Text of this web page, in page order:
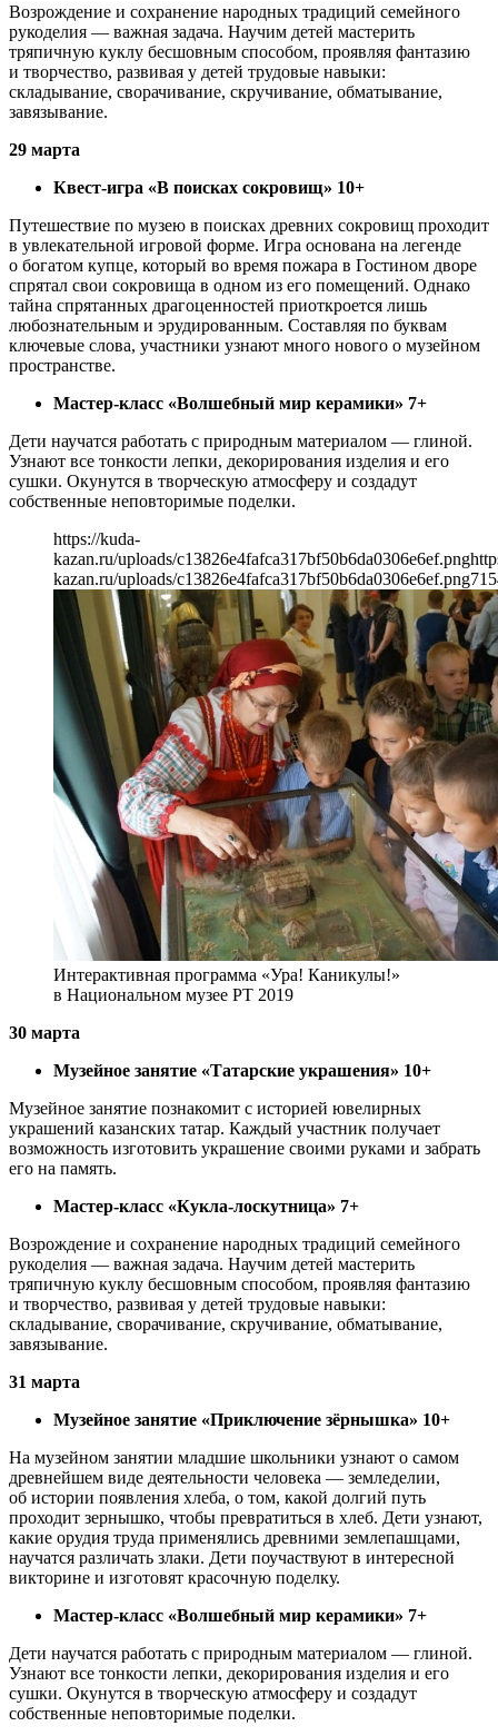
Возрождение и сохранение народных традиций семейного
рукоделия — важная задача. Научим детей мастерить
тряпичную куклу бесшовным способом, проявляя фантазию
и творчество, развивая у детей трудовые навыки:
складывание, сворачивание, скручивание, обматывание,
завязывание.
29 марта
Квест-игра «В поисках сокровищ» 10+
Путешествие по музею в поисках древних сокровищ проходит
в увлекательной игровой форме. Игра основана на легенде
о богатом купце, который во время пожара в Гостином дворе
спрятал свои сокровища в одном из его помещений. Однако
тайна спрятанных драгоценностей приоткроется лишь
любознательным и эрудированным. Составляя по буквам
ключевые слова, участники узнают много нового о музейном
пространстве.
Мастер-класс «Волшебный мир керамики» 7+
Дети научатся работать с природным материалом — глиной.
Узнают все тонкости лепки, декорирования изделия и его
сушки. Окунутся в творческую атмосферу и создадут
собственные неповторимые поделки.
https://kuda-
kazan.ru/uploads/c13826e4fafca317bf50b6da0306e6ef.png
kazan.ru/uploads/c13826e4fafca317bf50b6da0306e6ef.png715
Интерактивная программа «Ура! Каникулы!»
в Национальном музее РТ 2019
30 марта
Музейное занятие «Татарские украшения» 10+
Музейное занятие познакомит с историей ювелирных
украшений казанских татар. Каждый участник получает
возможность изготовить украшение своими руками и забрать
его на память.
Мастер-класс «Кукла-лоскутница» 7+
Возрождение и сохранение народных традиций семейного
рукоделия — важная задача. Научим детей мастерить
тряпичную куклу бесшовным способом, проявляя фантазию
и творчество, развивая у детей трудовые навыки:
складывание, сворачивание, скручивание, обматывание,
завязывание.
31 марта
Музейное занятие «Приключение зёрнышка» 10+
На музейном занятии младшие школьники узнают о самом
древнейшем виде деятельности человека — земледелии,
об истории появления хлеба, о том, какой долгий путь
проходит зернышко, чтобы превратиться в хлеб. Дети узнают,
какие орудия труда применялись древними землепашцами,
научатся различать злаки. Дети поучаствуют в интересной
викторине и изготовят красочную поделку.
Мастер-класс «Волшебный мир керамики» 7+
Дети научатся работать с природным материалом — глиной.
Узнают все тонкости лепки, декорирования изделия и его
сушки. Окунутся в творческую атмосферу и создадут
собственные неповторимые поделки.